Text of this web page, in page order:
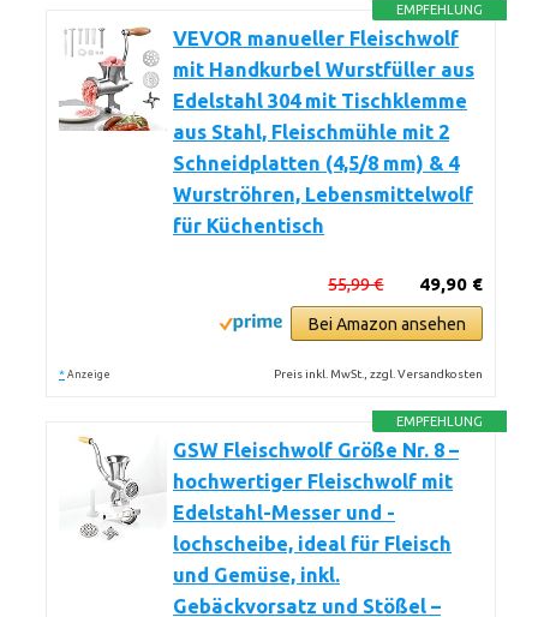
EMPFEHLUNG
VEVOR manueller Fleischwolf
mit Handkurbel Wurstfüller aus
Edelstahl 304 mit Tischklemme
aus Stahl, Fleischmühle mit 2
Schneidplatten (4,5/8 mm) & 4
Wurströhren, Lebensmittelwolf
für Küchentisch
49,90 €
55,99 €
Bei Amazon ansehen
* Anzeige Preis inkl. MwSt., zzgl. Versandkosten
EMPFEHLUNG
GSW Fleischwolf Größe Nr. 8 –
hochwertiger Fleischwolf mit
Edelstahl-Messer und -
lochscheibe, ideal für Fleisch
und Gemüse, inkl.
Gebäckvorsatz und Stößel –